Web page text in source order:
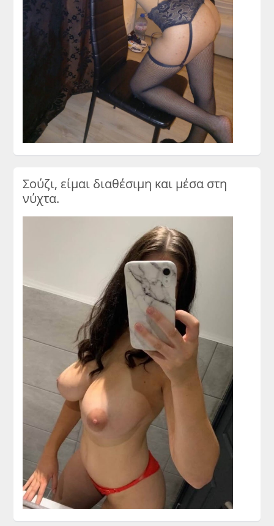
Σούζι, είμαι διαθέσιμη και μέσα στη
νύχτα.